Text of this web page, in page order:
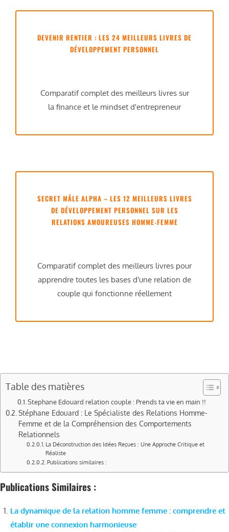
DEVENIR RENTIER : LES 24 MEILLEURS LIVRES DE
DÉVELOPPEMENT PERSONNEL
Comparatif complet des meilleurs livres sur
la finance et le mindset d'entrepreneur
SECRET MÂLE ALPHA – LES 12 MEILLEURS LIVRES
DE DÉVELOPPEMENT PERSONNEL SUR LES
RELATIONS AMOUREUSES HOMME-FEMME
Comparatif complet des meilleurs livres pour
apprendre toutes les bases d'une relation de
couple qui fonctionne réellement
Table des matières
Stephane Edouard relation couple : Prends ta vie en main !!
Stéphane Edouard : Le Spécialiste des Relations Homme-
Femme et de la Compréhension des Comportements
Relationnels
La Déconstruction des Idées Reçues : Une Approche Critique et
Réaliste
Publications similaires :
Publications Similaires :
La dynamique de la relation homme femme : comprendre et
établir une connexion harmonieuse